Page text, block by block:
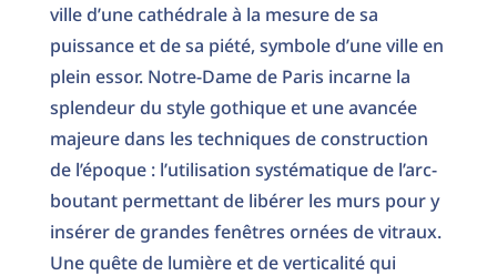
ville d’une cathédrale à la mesure de sa
puissance et de sa piété, symbole d’une ville en
plein essor. Notre-Dame de Paris incarne la
splendeur du style gothique et une avancée
majeure dans les techniques de construction
de l’époque : l’utilisation systématique de l’arc-
boutant permettant de libérer les murs pour y
insérer de grandes fenêtres ornées de vitraux.
Une quête de lumière et de verticalité qui